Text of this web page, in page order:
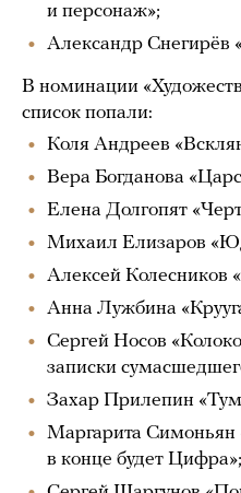
и персонаж»;
Александр Снегирёв
В номинации
список попали:
Коля Андреев
Вера Богданова
Елена Долгопят
Михаил Елизаров
Алексей Колесников
Анна Лужбина
Сергей Носов
записки
Захар Прилепин
Маргарита
в конце будет Цифра»;